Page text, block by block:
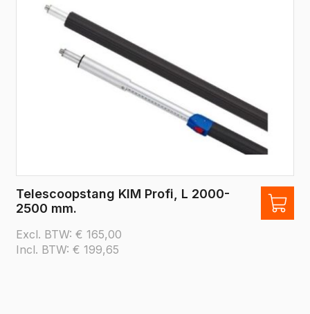
Telescoopstang KIM Profi, L 2000-
2500 mm.
Excl. BTW: € 165,00
Incl. BTW: € 199,65